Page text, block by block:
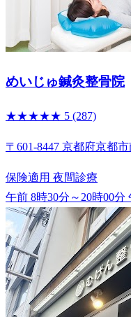
めいじゅ鍼灸整骨院
★★★★★ 5 (287)
〒601-8447 京都府京都
保険適用 夜間診療
午前 8時30分～20時00分